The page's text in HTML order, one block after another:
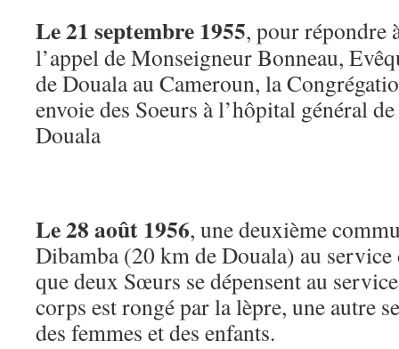
Le 21 septembre 1955, pour répondre
l’appel de Monseigneur Bonneau,
de Douala au Cameroun, la
envoie des Soeurs à l’hôpital général de
Douala
Le 28 août 1956, une deuxième
Dibamba (20 km de Douala) au service
que deux Sœurs se dépensent au
corps est rongé par la lèpre, une autre
des femmes et des enfants.